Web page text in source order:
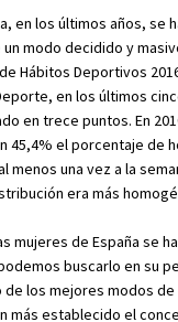
en los últimos años, se
modo decidido y
Hábitos Deportivos
en los últimos
en trece puntos. En
45,4% el porcentaje de
menos una vez a la
era más
mujeres de España se
buscarlo en su
los mejores modos de
más establecido el